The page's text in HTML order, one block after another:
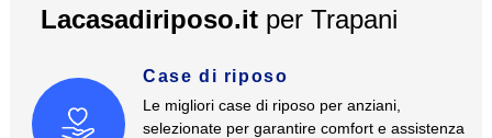
Lacasadiriposo.it per Trapani
Case di riposo
Le migliori case di riposo per anziani,
selezionate per garantire comfort e assistenza